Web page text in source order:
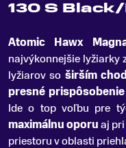
130 S
Atomic Hawx
najvýkonnejšie lyžiarky
lyžiarov so širším
presné
Ide o top voľbu pre
maximálnu oporuaj
priestoru v oblasti